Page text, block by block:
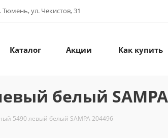
Тюмень, ул. Чекистов, 31
Каталог Акции Как купить
белый SAMPA
5490 левый белый SAMPA 204496